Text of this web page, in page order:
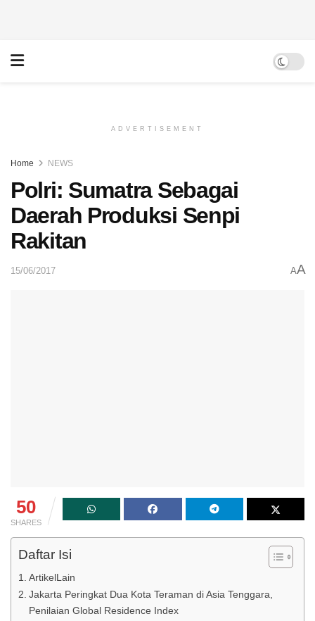
ADVERTISEMENT
Home NEWS
Polri: Sumatra Sebagai
Daerah Produksi Senpi
Rakitan
15/06/2017 AA
50
SHARES
Daftar Isi
ArtikelLain
Jakarta Peringkat Dua Kota Teraman di Asia Tenggara,
Penilaian Global Residence Index